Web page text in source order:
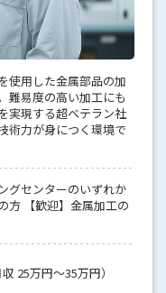
使用した金属部品の加
難易度の高い加工にも
実現する超ベテラン社
術力が身につく環境で
グセンターのいずれか
方 【歓迎】金属加工の
25万円～35万円）